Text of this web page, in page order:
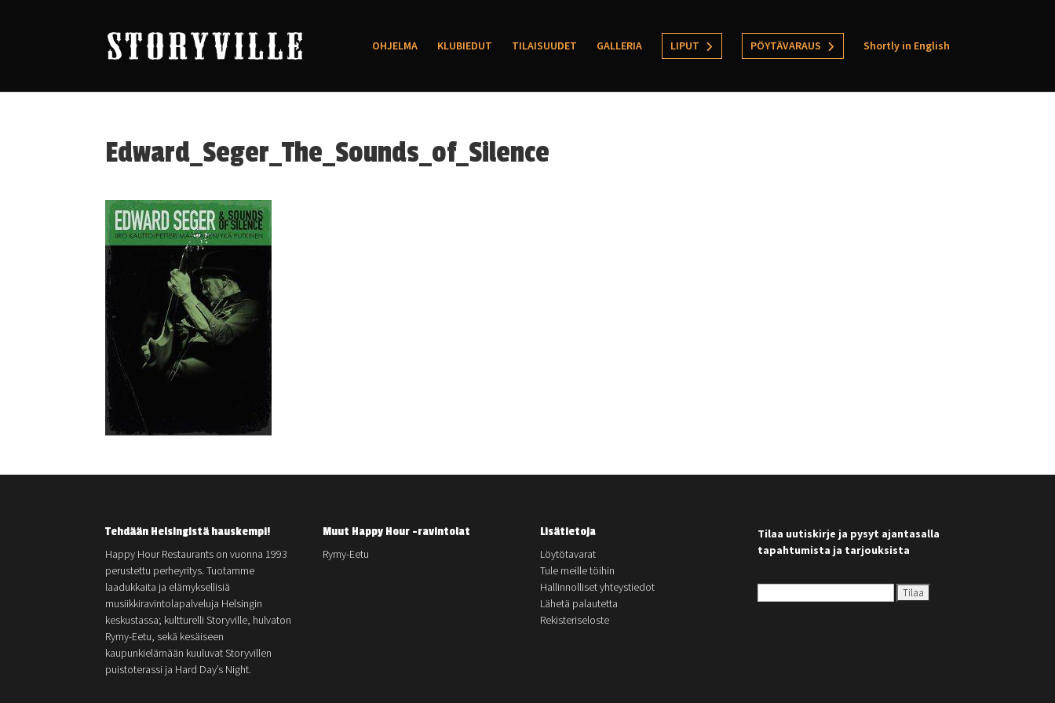
OHJELMA KLUBIEDUT TILAISUUDET GALLERIA LIPUT PÖYTÄVARAUS Shortly in English
Edward_Seger_The_Sounds_of_Silence
Tehdään Helsingistä hauskempi!
Happy Hour Restaurants on vuonna 1993
perustettu perheyritys. Tuotamme
laadukkaita ja elämyksellisiä
musiikkiravintolapalveluja Helsingin
keskustassa; kultturelli Storyville, hulvaton
Rymy-Eetu, sekä kesäiseen
kaupunkielämään kuuluvat Storyvillen
puistoterassi ja Hard Day’s Night.
Muut Happy Hour -ravintolat
Rymy-Eetu
Lisätietoja
Löytötavarat
Tule meille töihin
Hallinnolliset yhteystiedot
Lähetä palautetta
Rekisteriseloste
Tilaa uutiskirje ja pysyt ajantasalla
tapahtumista ja tarjouksista